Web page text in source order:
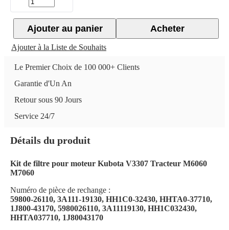
Acheter
Ajouter au panier
Ajouter à la Liste de Souhaits
Le Premier Choix de 100 000+ Clients
Garantie d'Un An
Retour sous 90 Jours
Service 24/7
Détails du produit
Kit de filtre pour moteur Kubota V3307 Tracteur M6060
M7060
Numéro de pièce de rechange :
59800-26110, 3A111-19130, HH1C0-32430, HHTA0-37710,
1J800-43170, 5980026110, 3A11119130, HH1C032430,
HHTA037710, 1J80043170